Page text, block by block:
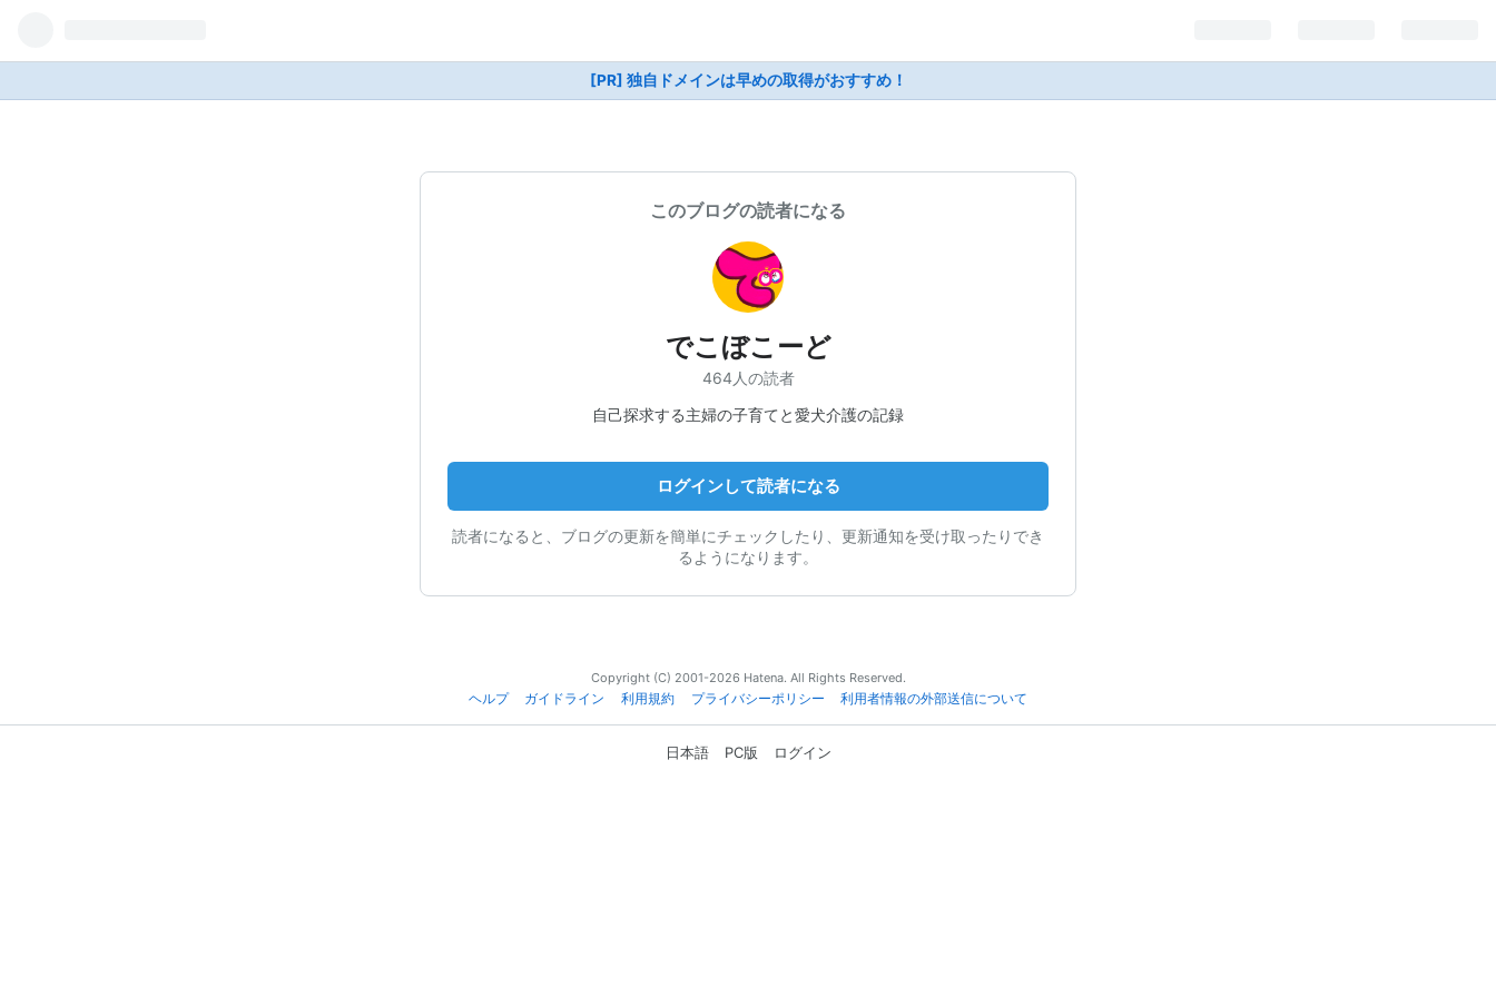
[PR] 独自ドメインは早めの取得がおすすめ！
このブログの読者になる
でこぼこーど
464人の読者
自己探求する主婦の子育てと愛犬介護の記録
ログインして読者になる
読者になると、ブログの更新を簡単にチェックしたり、更新通知を受け取ったりでき
るようになります。
Copyright (C) 2001-2026 Hatena. All Rights Reserved.
ヘルプ
ガイドライン 利用規約 プライバシーポリシー 利用者情報の外部送信について
日本語 PC版 ログイン